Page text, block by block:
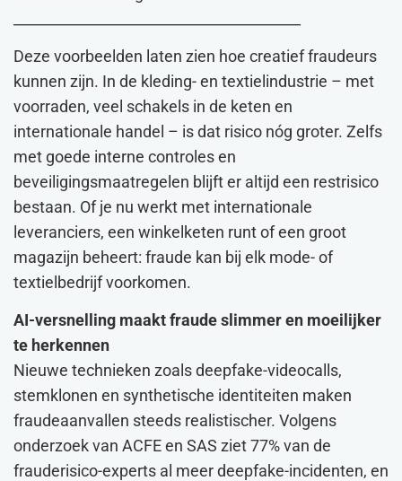
Deze voorbeelden laten zien hoe creatief fraudeurs
kunnen zijn. In de kleding- en textielindustrie – met
voorraden, veel schakels in de keten en
internationale handel – is dat risico nóg groter. Zelfs
met goede interne controles en
beveiligingsmaatregelen blijft er altijd een rest­risico
bestaan. Of je nu werkt met internationale
leveranciers, een winkelketen runt of een groot
magazijn beheert: fraude kan bij elk mode- of
textielbedrijf voorkomen.
AI-versnelling maakt fraude slimmer en moeilijker
te herkennen
Nieuwe technieken zoals deepfake-videocalls,
stemklonen en synthetische identiteiten maken
fraudeaanvallen steeds realistischer. Volgens
onderzoek van ACFE en SAS ziet 77% van de
frauderisico-experts al meer deepfake-incidenten, en